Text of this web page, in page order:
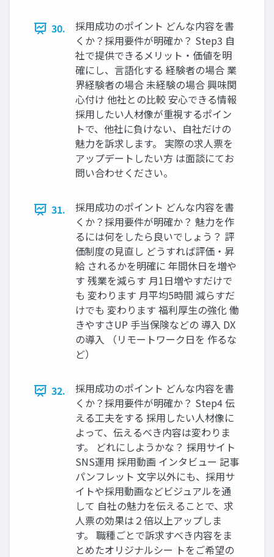
30.
採⽤成功のポイント どんな内容を書
くか？採⽤要件が明確か？ Step3 ⾃
社で提供できるメリット‧価値を明
確にし、⾔語化する 経験者の場合 業
界経験者の場合 未経験の場合 興味関
⼼付け 他社との⽐較 安⼼できる情報
採⽤したい⼈材像が重視するポイン
トで、他社に負けない、⾃社だけの
魅⼒を訴求します。 実際の求⼈票を
アップデートしたい⽅ は⾯談にてお
問い合わせください。
31.
採⽤成功のポイント どんな内容を書
くか？採⽤要件が明確か？ 魅⼒を作
るには何をしたら良いでしょう？ 評
価制度の⾒直し どうすれば評価‧昇
給 されるかを明確に 年間休⽇を増や
す 残業を減らす ⽉1⽇増やすだけで
も 変わります ⽉平均5時間 減らすだ
けでも 変わります 福利厚⽣の強化 働
きやすさUP ⼿当保険などの 導⼊ DX
の導⼊ （リモートワーク⽇を 作るな
ど）
32.
採⽤成功のポイント どんな内容を書
くか？採⽤要件が明確か？ Step4 伝
える⼯夫をする 採⽤したい⼈材像に
よって、伝えるべき内容は変わりま
す。 どれにしようかな？ 採⽤サイト
SNS運⽤ 採⽤動画 インタビュー 記事
パンフレット ⽂字以外にも、採⽤サ
イトや採⽤動画などビジュアルを通
して ⾃社の魅⼒を伝えることで、求
⼈票の効果は２倍以上アップしま
す。 職種ごとで訴求すべき内容をま
とめたオリジナルシー トをご希望の